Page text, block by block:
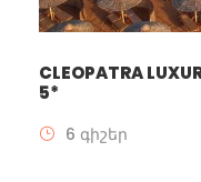
CLEOPATRA
5*
6 գիշեր